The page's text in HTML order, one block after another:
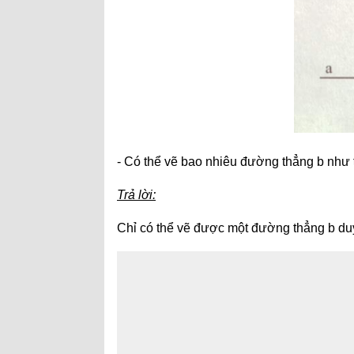
- Có thể vẽ bao nhiêu đường thẳng b như
Trả lời:
Chỉ có thể vẽ được một đường thẳng b